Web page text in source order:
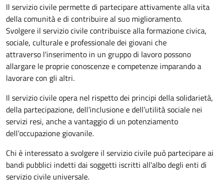
Il servizio civile permette di partecipare attivamente alla vita
della comunità e di contribuire al suo miglioramento.
Svolgere il servizio civile contribuisce alla formazione civica,
sociale, culturale e professionale dei giovani che
attraverso l'inserimento in un gruppo di lavoro possono
allargare le proprie conoscenze e competenze imparando a
lavorare con gli altri.
Il servizio civile opera nel rispetto dei principi della solidarietà,
della partecipazione, dell’inclusione e dell’utilità sociale nei
servizi resi, anche a vantaggio di un potenziamento
dell’occupazione giovanile.
Chi è interessato a svolgere il servizio civile può partecipare ai
bandi pubblici indetti dai soggetti iscritti all'albo degli enti di
servizio civile universale.